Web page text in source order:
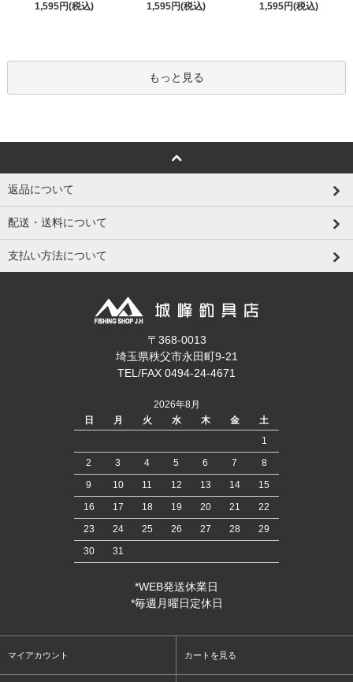
1,595円(税込)
1,595円(税込)
1,595円(税込)
もっと見る
返品について
配送・送料について
支払い方法について
〒368-0013
埼玉県秩父市永田町9-21
TEL/FAX 0494-24-4671
2026年8月
日
月 火 水 木 金
土
1
2
3 4 5 6 7
8
9
10 11 12 13 14
15
16
17 18 19 20 21
22
23
24 25 26 27 28
29
30
31
*WEB発送休業日
*毎週月曜日定休日
マイアカウント カートを見る